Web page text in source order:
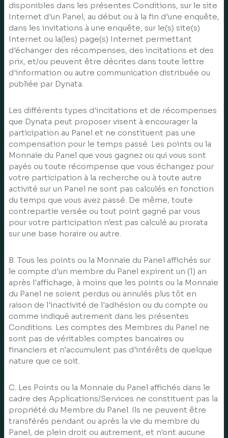
disponibles dans les présentes Conditions, sur le site
Internet d'un Panel, au début ou à la fin d'une enquête,
dans les invitations à une enquête, sur le(s) site(s)
Internet ou la(les) page(s) Internet permettant
d'échanger des récompenses, des incitations et des
prix, et/ou peuvent être décrites dans toute lettre
d'information ou autre communication distribuée ou
publiée par Dynata.
Les différents types d'incitations et de récompenses
que Dynata peut proposer visent à encourager la
participation au Panel et ne constituent pas une
compensation pour le temps passé. Les points ou la
Monnaie du Panel que vous gagnez ou qui vous sont
payés ou toute récompense que vous échangez pour
votre participation à la recherche ou à toute autre
activité sur un Panel ne sont pas calculés en fonction
du temps que vous avez passé. De même, toute
contrepartie versée ou tout point gagné par vous
pour votre participation n'est pas calculé au prorata
sur une base horaire ou autre.
B. Tous les points ou la Monnaie du Panel affichés sur
le compte d'un membre du Panel expirent un (1) an
après l'affichage, à moins que les points ou la Monnaie
du Panel ne soient perdus ou annulés plus tôt en
raison de l'inactivité de l'adhésion ou du compte ou
comme indiqué autrement dans les présentes
Conditions. Les comptes des Membres du Panel ne
sont pas de véritables comptes bancaires ou
financiers et n'accumulent pas d'intérêts de quelque
nature que ce soit.
C. Les Points ou la Monnaie du Panel affichés dans le
cadre des Applications/Services ne constituent pas la
propriété du Membre du Panel. Ils ne peuvent être
transférés pendant ou après la vie du membre du
Panel, de plein droit ou autrement, et n'ont aucune